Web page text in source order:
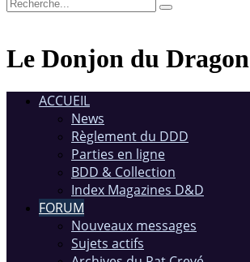
Le Donjon du Dragon
ACCUEIL
News
Règlement du DDD
Parties en ligne
BDD & Collection
Index Magazines D&D
FORUM
Nouveaux messages
Sujets actifs